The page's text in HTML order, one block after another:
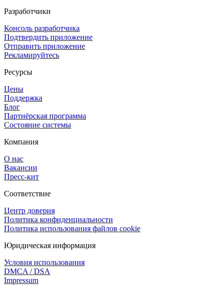
Разработчики
Консоль разработчика
Подтвердить приложение
Отправить приложение
Рекламируйтесь
Ресурсы
Цены
Поддержка
Блог
Партнёрская программа
Состояние системы
Компания
О нас
Вакансии
Пресс-кит
Соответствие
Центр доверия
Политика конфиденциальности
Политика использования файлов cookie
Юридическая информация
Условия использования
DMCA / DSA
Impressum